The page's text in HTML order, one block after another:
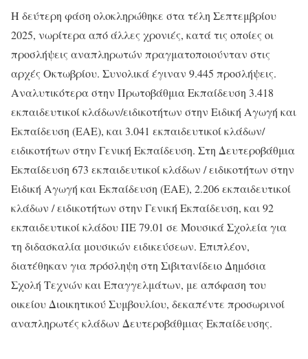
Η δεύτερη φάση ολοκληρώθηκε στα τέλη Σεπτεμβρίου
2025, νωρίτερα από άλλες χρονιές, κατά τις οποίες οι
προσλήψεις αναπληρωτών πραγματοποιούνταν στις
αρχές Οκτωβρίου. Συνολικά έγιναν 9.445 προσλήψεις.
Αναλυτικότερα στην Πρωτοβάθμια Εκπαίδευση 3.418
εκπαιδευτικοί κλάδων/ειδικοτήτων στην Ειδική Αγωγή και
Εκπαίδευση (ΕΑΕ), και 3.041 εκπαιδευτικοί κλάδων/
ειδικοτήτων στην Γενική Εκπαίδευση. Στη Δευτεροβάθμια
Εκπαίδευση 673 εκπαιδευτικοί κλάδων / ειδικοτήτων στην
Ειδική Αγωγή και Εκπαίδευση (ΕΑΕ), 2.206 εκπαιδευτικοί
κλάδων / ειδικοτήτων στην Γενική Εκπαίδευση, και 92
εκπαιδευτικοί κλάδου ΠΕ 79.01 σε Μουσικά Σχολεία για
τη διδασκαλία μουσικών ειδικεύσεων. Επιπλέον,
διατέθηκαν για πρόσληψη στη Σιβιτανίδειο Δημόσια
Σχολή Τεχνών και Επαγγελμάτων, με απόφαση του
οικείου Διοικητικού Συμβουλίου, δεκαπέντε προσωρινοί
αναπληρωτές κλάδων Δευτεροβάθμιας Εκπαίδευσης.